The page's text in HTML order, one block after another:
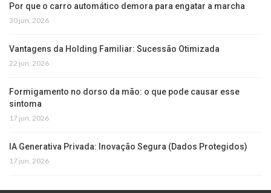
Por que o carro automático demora para engatar a marcha
30 jun, 2026
Vantagens da Holding Familiar: Sucessão Otimizada
22 jun, 2026
Formigamento no dorso da mão: o que pode causar esse
sintoma
17 jun, 2026
IA Generativa Privada: Inovação Segura (Dados Protegidos)
17 jun, 2026